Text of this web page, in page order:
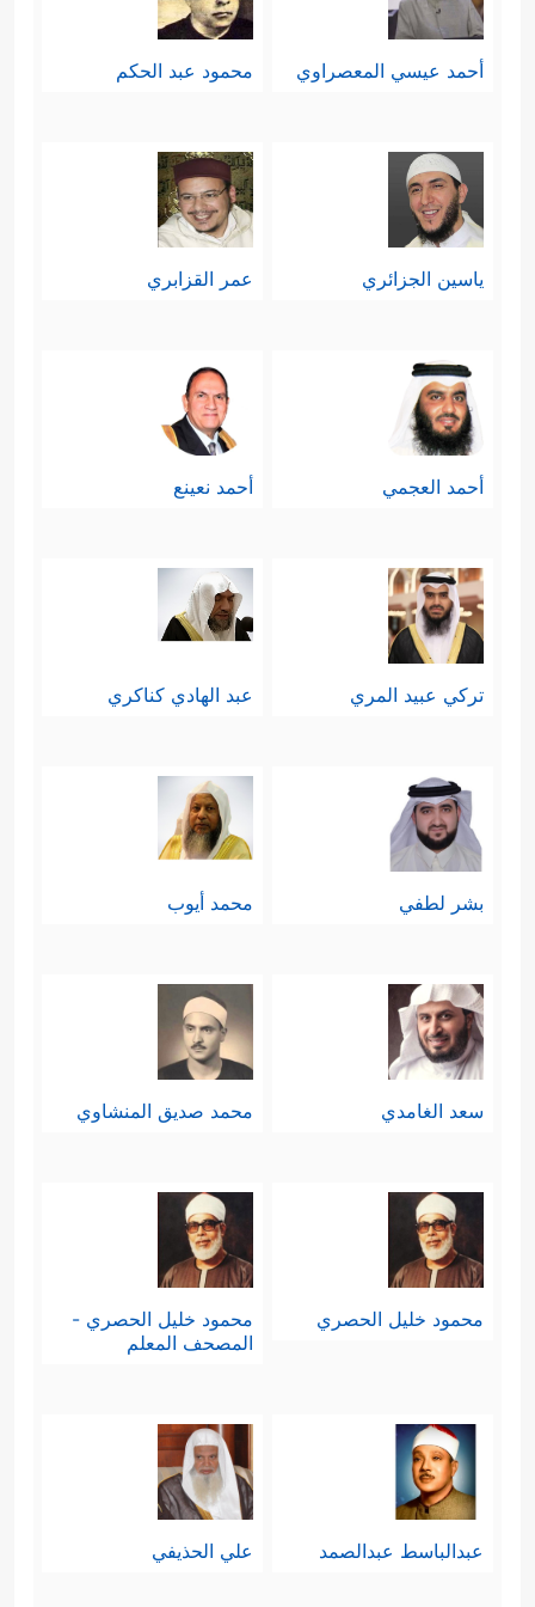
بهم هذه الأمَّة.
خامسًا: في مُقابِل هذه التوجيهات
الكافرين والمنافقين، أولئك الذين شاقُّوا
اللهَ ورسولَه، ووقَفُوا الموقفَ المُعادِي
لهذا الدين بالسِّرِّ أو بالعَلَن﴿إِنَّ ٱلَّذِینَ كَفَرُواْ
لَهُمُ ٱلۡهُدَىٰ لَن یَضُرُّواْ ٱللَّهَ شَیۡـࣰٔا وَسَیُحۡبِطُ أَعۡمَـٰلَهُمۡ﴾
﴿إِنَّ ٱلَّذِینَ كَفَرُواْ وَصَدُّواْ عَن سَبِیلِ ٱللَّهِ ثُمَّ مَاتُواْ وَهُمۡ
كُفَّارࣱ فَلَن یَغۡفِرَ ٱللَّهُ لَهُمۡ﴾
ويلحظ هنا تأكيد القرآن ربط الكفر بالله
بجريمة الصدِّ عن سبيل الله، في إشارةٍ
أنّ المواجهة إنّما تكون مع هؤلاء فقط،
أمَّا الآخرون الذين لا يصُدُّون عن سبيل
والحوار، والعمل بالمشتركات الحياتيَّة؛
كالصناعة، والزراعة، والتجارة، والمصالِح
العامة.
أحمد عيسي المعصراوي محمود عبد الحكم
ياسين الجزائري عمر القزابري
أحمد العجمي أحمد نعينع
تركي عبيد المري عبد الهادي كناكري
بشر لطفي محمد أيوب
سعد الغامدي محمد صديق المنشاوي
محمود خليل الحصري
محمود خليل الحصري -
المصحف المعلم
عبدالباسط عبدالصمد علي الحذيفي